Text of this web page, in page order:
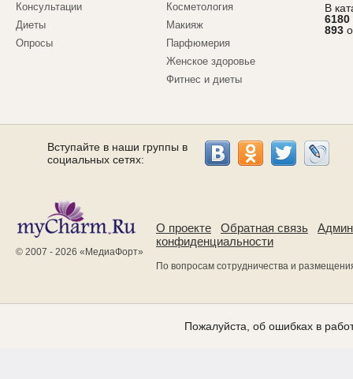
Консультации
Диеты
Опросы
Косметология
Макияж
Парфюмерия
Женское здоровье
Фитнес и диеты
В
6180
893
Вступайте в наши группы в
социальных сетях:
© 2007 - 2026 « МедиаФорт»
О проекте Обратная связь
конфиденциальности
По вопросам сотрудничества и
Пожалуйста, об ошибках в